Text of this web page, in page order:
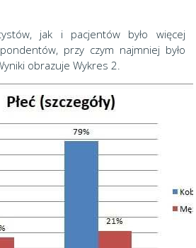
jak i pacjentów było więcej
przy czym najmniej było
obrazuje Wykres 2.